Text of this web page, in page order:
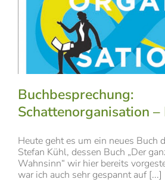
Buchbesprechung:
Schattenorganisation –
Heute geht es um ein neues Buch
Stefan Kühl, dessen Buch „Der
Wahnsinn“ wir hier bereits
war ich auch sehr gespannt auf [...]